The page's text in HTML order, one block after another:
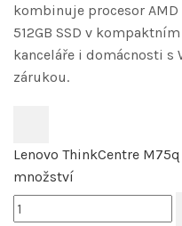
kombinuje procesor AMD
512GB SSD v
kanceláře i domácnosti s
zárukou.
Lenovo ThinkCentre M75q
množství